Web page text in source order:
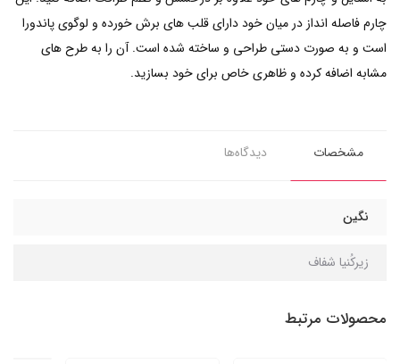
چارم فاصله انداز در میان خود دارای قلب های برش خورده و لوگوی پاندورا
است و به صورت دستی طراحی و ساخته شده است. آن را به طرح های
مشابه اضافه کرده و ظاهری خاص برای خود بسازید.
مشخصات دیدگاه‌ها
نگین
زیرکُنیا شفاف
محصولات مرتبط